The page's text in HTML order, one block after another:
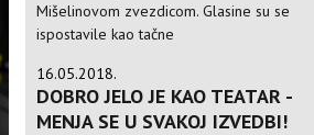
Mišelinovom zvezdicom. Glasine su se
ispostavile kao tačne
16.05.2018.
DOBRO JELO JE KAO TEATAR -
MENJA SE U SVAKOJ IZVEDBI!